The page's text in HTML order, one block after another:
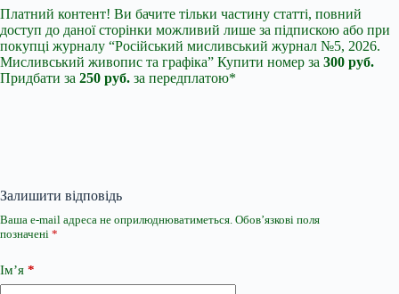
Платний контент! Ви бачите тільки частину статті, повний
доступ до даної сторінки можливий лише за підпискою або при
покупці журналу “Російський мисливський журнал №5, 2026.
Мисливський живопис та графіка” Купити номер за 300 руб.
Придбати за 250 руб. за передплатою*
Залишити відповідь
Ваша e-mail адреса не оприлюднюватиметься. Обов’язкові поля
позначені *
Ім’я *